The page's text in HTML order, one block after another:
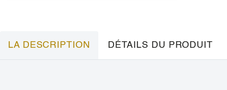
LA DESCRIPTION DÉTAILS DU PRODUIT